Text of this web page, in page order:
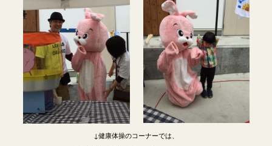
↓健康体操のコーナーでは、